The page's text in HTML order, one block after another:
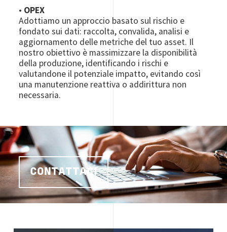
• OPEX
Adottiamo un approccio basato sul rischio e
fondato sui dati: raccolta, convalida, analisi e
aggiornamento delle metriche del tuo asset. Il
nostro obiettivo è massimizzare la disponibilità
della produzione, identificando i rischi e
valutandone il potenziale impatto, evitando così
una manutenzione reattiva o addirittura non
necessaria.
CONTATTACI